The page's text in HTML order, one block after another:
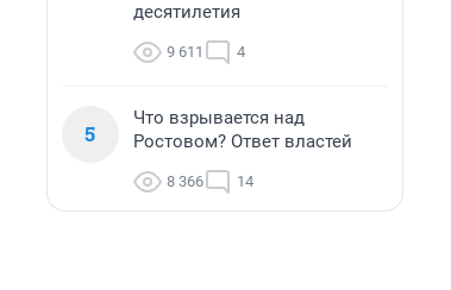
десятилетия
9 611 4
5
Что взрывается над
Ростовом? Ответ властей
8 366 14